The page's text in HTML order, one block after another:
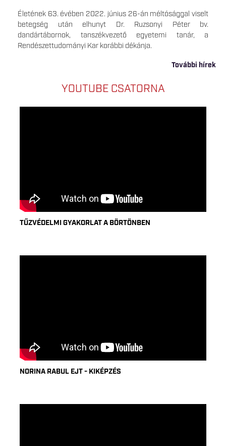
Életének 63. évében 2022. június 26-án méltósággal viselt
betegség után elhunyt Dr. Ruzsonyi Péter bv.
dandártábornok, tanszékvezető egyetemi tanár, a
Rendészettudományi Kar korábbi dékánja.
További hírek
YOUTUBE CSATORNA
TŰZVÉDELMI GYAKORLAT A BÖRTÖNBEN
NORINA RABUL EJT - KIKÉPZÉS